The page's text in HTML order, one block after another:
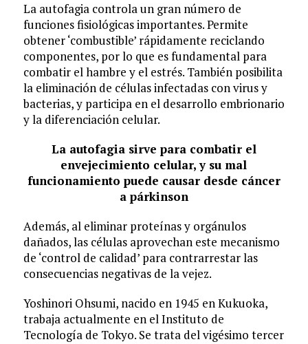
La autofagia controla un gran número de
funciones fisiológicas importantes. Permite
obtener ‘combustible’ rápidamente reciclando
componentes, por lo que es fundamental para
combatir el hambre y el estrés. También posibilita
la eliminación de células infectadas con virus y
bacterias, y participa en el desarrollo embrionario
y la diferenciación celular.
La autofagia sirve para combatir el
envejecimiento celular, y su mal
funcionamiento puede causar desde cáncer
a párkinson
Además, al eliminar proteínas y orgánulos
dañados, las células aprovechan este mecanismo
de ‘control de calidad’ para contrarrestar las
consecuencias negativas de la vejez.
Yoshinori Ohsumi, nacido en 1945 en Kukuoka,
trabaja actualmente en el Instituto de
Tecnología de Tokyo. Se trata del vigésimo tercer